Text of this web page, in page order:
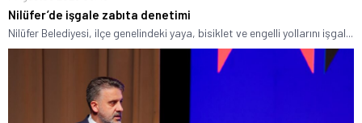
Nilüfer’de işgale zabıta denetimi
Nilüfer Belediyesi, ilçe genelindeki yaya, bisiklet ve engelli yollarını işgal...